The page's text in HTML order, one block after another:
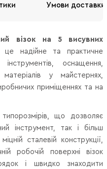
Умови доставки
візок на 5 висувних
надійне та практичне
оснащення,
у майстернях,
приміщеннях та на
що дозволяє
інструмент, так і більш
сталевій конструкції,
робочій поверхні візок
і швидко знаходити